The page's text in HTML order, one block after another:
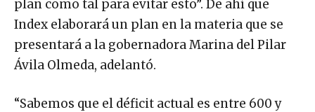
plan como tal para evitar esto”. De ahí que
Index elaborará un plan en la materia que se
presentará a la gobernadora Marina del Pilar
Ávila Olmeda, adelantó.
“Sabemos que el déficit actual es entre 600 y